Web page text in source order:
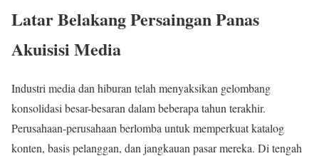
Latar Belakang Persaingan Panas
Akuisisi Media
Industri media dan hiburan telah menyaksikan gelombang
konsolidasi besar-besaran dalam beberapa tahun terakhir.
Perusahaan-perusahaan berlomba untuk memperkuat katalog
konten, basis pelanggan, dan jangkauan pasar mereka. Di tengah